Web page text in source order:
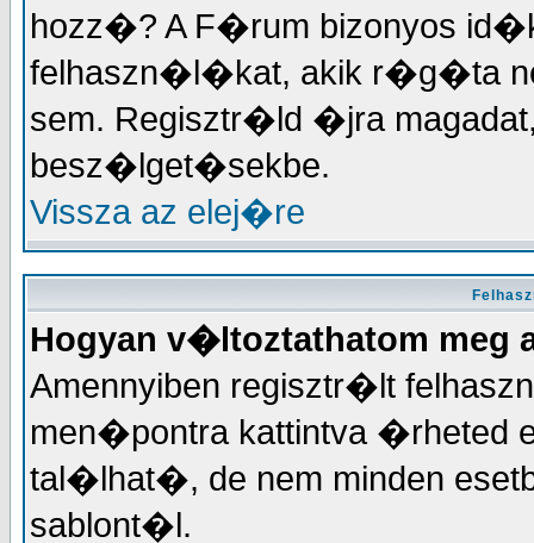
hozz�? A F�rum bizonyos
felhaszn�l�kat, akik r�g�ta
sem. Regisztr�ld �jra
besz�lget�sekbe.
Vissza az elej�re
Hogyan v�ltoztathatom
Amennyiben regisztr�lt
men�pontra kattintva �rheted
tal�lhat�, de nem minden
sablont�l.